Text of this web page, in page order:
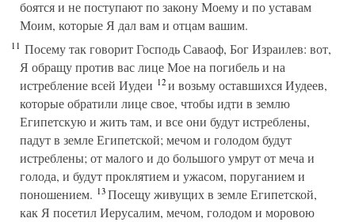
боятся и не поступают по закону Моему и по уставам
Моим, которые Я дал вам и отцам вашим.
11 Посему так говорит Господь Саваоф, Бог Израилев: вот,
Я обращу против вас лице Мое на погибель и на
истребление всей Иудеи 12и возьму оставшихся Иудеев,
которые обратили лице свое, чтобы идти в землю
Египетскую и жить там, и все они будут истреблены,
падут в земле Египетской; мечом и голодом будут
истреблены; от малого и до большого умрут от меча и
голода, и будут проклятием и ужасом, поруганием и
поношением. 13Посещу живущих в земле Египетской,
как Я посетил Иерусалим, мечом, голодом и моровою